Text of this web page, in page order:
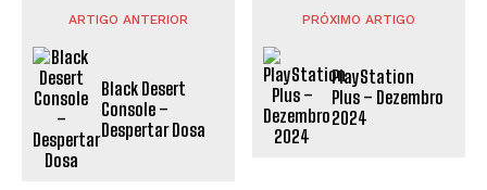
ARTIGO ANTERIOR
Black Desert
Console –
Despertar Dosa
PRÓXIMO ARTIGO
PlayStation
Plus – Dezembro
2024